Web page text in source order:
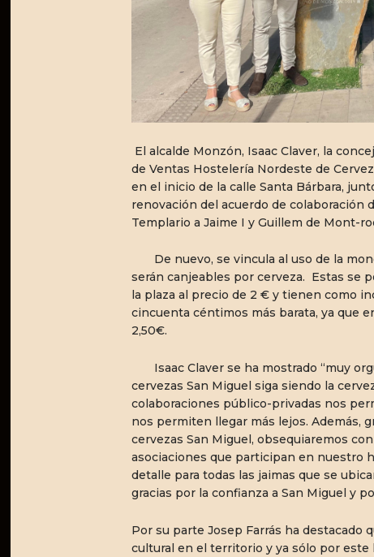
El alcalde Monzón, Isaac Claver, la
de Ventas Hostelería Nordeste de
en el inicio de la calle Santa Bárbara,
renovación del acuerdo de colaboración
Templario a Jaime I y Guillem de Mont-
De nuevo, se vincula al uso de la
serán canjeables por cerveza. Estas se
la plaza al precio de 2 € y tienen como
cincuenta céntimos más barata, ya que
2,50€.
Isaac Claver se ha mostrado “muy
cervezas San Miguel siga siendo la
colaboraciones público-privadas nos
nos permiten llegar más lejos. Además,
cervezas San Miguel, obsequiaremos
asociaciones que participan en nuestro
detalle para todas las jaimas que se
gracias por la confianza a San Miguel y
Por su parte Josep Farrás ha destacado
cultural en el territorio y ya sólo por